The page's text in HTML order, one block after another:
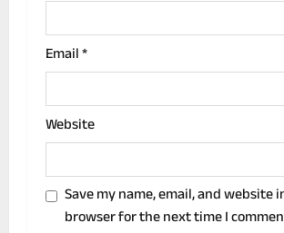
Email*
Website
Save my name, email, and website
browser for the next time I